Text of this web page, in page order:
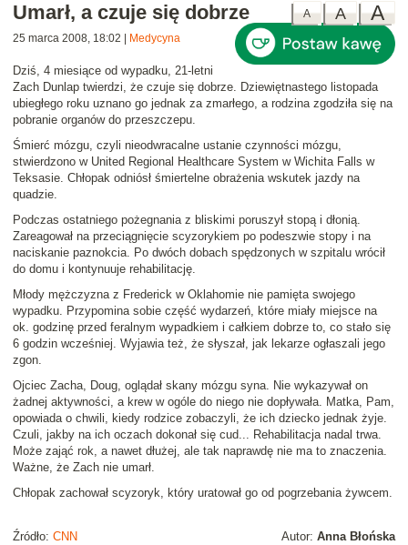
A
A
A
Umarł, a czuje się dobrze
25 marca 2008, 18:02 Medycyna
Dziś, 4 miesiące od wypadku, 21-letni
Zach Dunlap twierdzi, że czuje się dobrze. Dziewiętnastego listopada
ubiegłego roku uznano go jednak za zmarłego, a rodzina zgodziła się na
pobranie organów do przeszczepu.
Śmierć mózgu, czyli nieodwracalne ustanie czynności mózgu,
stwierdzono w United Regional Healthcare System w Wichita Falls w
Teksasie. Chłopak odniósł śmiertelne obrażenia wskutek jazdy na
quadzie.
Podczas ostatniego pożegnania z bliskimi poruszył stopą i dłonią.
Zareagował na przeciągnięcie scyzorykiem po podeszwie stopy i na
naciskanie paznokcia. Po dwóch dobach spędzonych w szpitalu wrócił
do domu i kontynuuje rehabilitację.
Młody mężczyzna z Frederick w Oklahomie nie pamięta swojego
wypadku. Przypomina sobie część wydarzeń, które miały miejsce na
ok. godzinę przed feralnym wypadkiem i całkiem dobrze to, co stało się
6 godzin wcześniej. Wyjawia też, że słyszał, jak lekarze ogłaszali jego
zgon.
Ojciec Zacha, Doug, oglądał skany mózgu syna. Nie wykazywał on
żadnej aktywności, a krew w ogóle do niego nie dopływała. Matka, Pam,
opowiada o chwili, kiedy rodzice zobaczyli, że ich dziecko jednak żyje.
Czuli, jakby na ich oczach dokonał się cud... Rehabilitacja nadal trwa.
Może zająć rok, a nawet dłużej, ale tak naprawdę nie ma to znaczenia.
Ważne, że Zach nie umarł.
Chłopak zachował scyzoryk, który uratował go od pogrzebania żywcem.
Autor: Anna Błońska
Źródło: CNN